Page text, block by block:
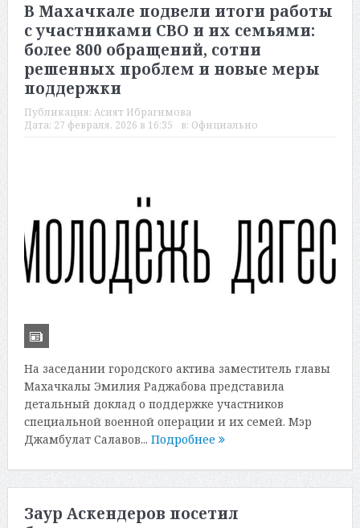
В Махачкале подвели итоги работы
с участниками СВО и их семьями:
более 800 обращений, сотни
решенных проблем и новые меры
поддержки
Публикация: Асият Ибрагимова
Дата: 27 февраля, 2026 в 16:35 в: Официально
На заседании городского актива заместитель главы
Махачкалы Эмилия Раджабова представила
детальный доклад о поддержке участников
специальной военной операции и их семей. Мэр
Джамбулат Салавов... Подробнее
Заур Аскендеров посетил